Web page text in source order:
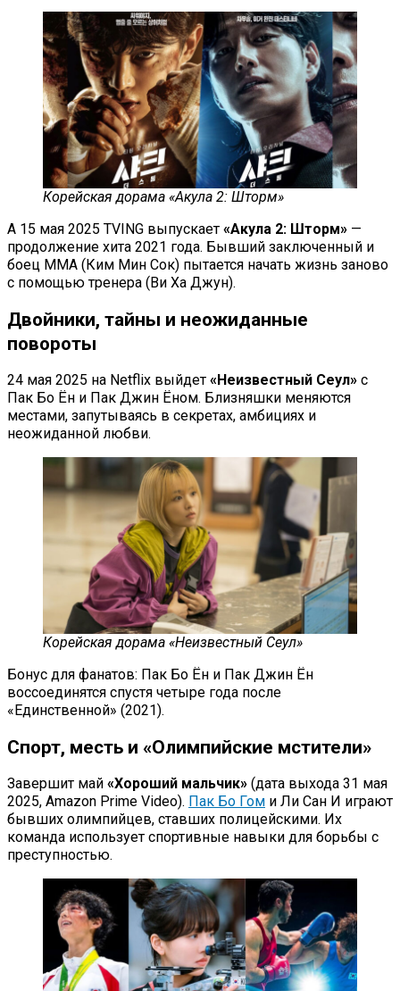
Корейская дорама «Акула 2: Шторм»
А 15 мая 2025 TVING выпускает «Акула 2: Шторм» —
продолжение хита 2021 года. Бывший заключенный и
боец ММА (Ким Мин Сок) пытается начать жизнь заново
с помощью тренера (Ви Ха Джун).
Двойники, тайны и неожиданные
повороты
24 мая 2025 на Netflix выйдет «Неизвестный Сеул» с
Пак Бо Ён и Пак Джин Ёном. Близняшки меняются
местами, запутываясь в секретах, амбициях и
неожиданной любви.
Корейская дорама «Неизвестный Сеул»
Бонус для фанатов: Пак Бо Ён и Пак Джин Ён
воссоединятся спустя четыре года после
«Единственной» (2021).
Спорт, месть и «Олимпийские мстители»
Завершит май «Хороший мальчик» (дата выхода 31 мая
2025, Amazon Prime Video). Пак Бо Гом и Ли Сан И играют
бывших олимпийцев, ставших полицейскими. Их
команда использует спортивные навыки для борьбы с
преступностью.